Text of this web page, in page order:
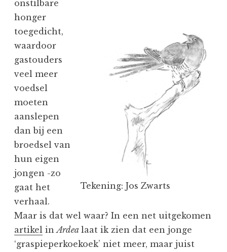
Tekening: Jos Zwarts
onstilbare
honger
toegedicht,
waardoor
gastouders
veel meer
voedsel
moeten
aanslepen
dan bij een
broedsel van
hun eigen
jongen -zo
gaat het
verhaal.
Maar is dat wel waar? In een net uitgekomen
artikel inArdea laat ik zien dat een jonge
‘graspieperkoekoek’ niet meer, maar juist